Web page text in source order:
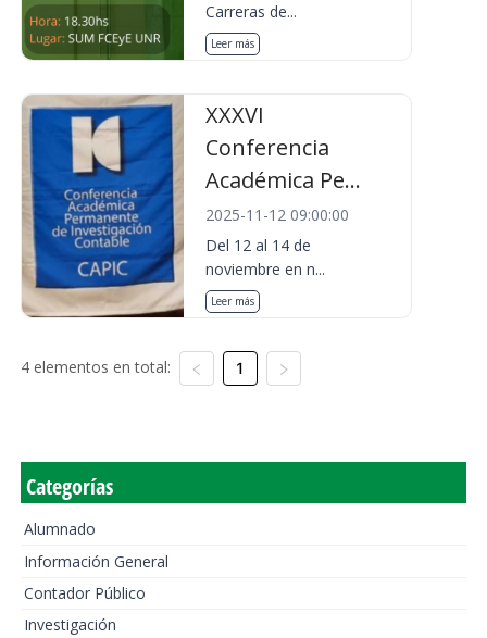
Carreras de...
Leer más
XXXVI
Conferencia
Académica Pe...
2025-11-12 09:00:00
Del 12 al 14 de
noviembre en n...
Leer más
4 elementos en total: 1
Categorías
Alumnado
Información General
Contador Público
Investigación